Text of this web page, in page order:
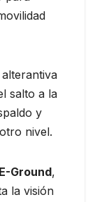
salto a la
y
nivel.
Ground,
la visión